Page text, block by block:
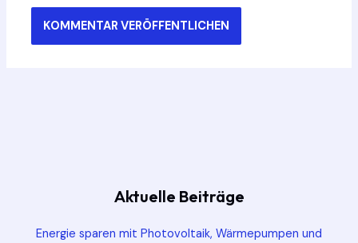
Aktuelle Beiträge
Energie sparen mit Photovoltaik, Wärmepumpen und